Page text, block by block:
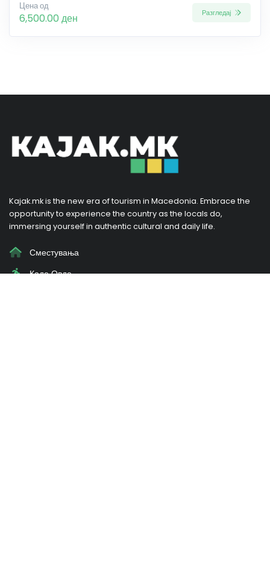
Цена од
6,500.00 ден Разгледај
Kajak.mk is the new era of tourism in Macedonia. Embrace the
opportunity to experience the country as the locals do,
immersing yourself in authentic cultural and daily life.
Сместувања
Каде Овде